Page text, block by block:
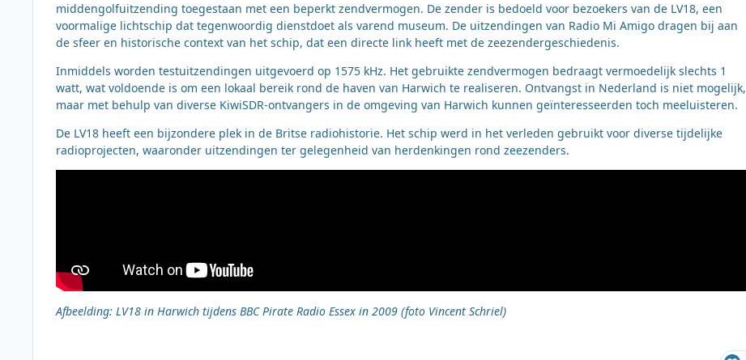
middengolfuitzending toegestaan met een beperkt zendvermogen. De zender is bedoeld voor bezoekers van de LV18, een
voormalige lichtschip dat tegenwoordig dienstdoet als varend museum. De uitzendingen van Radio Mi Amigo dragen bij aan
de sfeer en historische context van het schip, dat een directe link heeft met de zeezendergeschiedenis.
Inmiddels worden testuitzendingen uitgevoerd op 1575 kHz. Het gebruikte zendvermogen bedraagt vermoedelijk slechts 1
watt, wat voldoende is om een lokaal bereik rond de haven van Harwich te realiseren. Ontvangst in Nederland is niet mogelijk,
maar met behulp van diverse KiwiSDR-ontvangers in de omgeving van Harwich kunnen geïnteresseerden toch meeluisteren.
De LV18 heeft een bijzondere plek in de Britse radiohistorie. Het schip werd in het verleden gebruikt voor diverse tijdelijke
radioprojecten, waaronder uitzendingen ter gelegenheid van herdenkingen rond zeezenders.
Afbeelding: LV18 in Harwich tijdens BBC Pirate Radio Essex in 2009 (foto Vincent Schriel)